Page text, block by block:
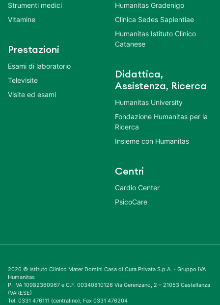
Strumenti medici
Vitamine
Prestazioni
Esami di laboratorio
Televisite
Visite ed esami
Humanitas Gradenigo
Clinica Sedes Sapientiae
Humanitas Istituto Clinico
Catanese
Didattica,
Assistenza, Ricerca
Humanitas University
Fondazione Humanitas per la
Ricerca
Insieme con Humanitas
Centri
Cardio Center
PsicoCare
2026 © Istituto Clinico Mater Domini Casa di Cura Privata S.p.A. - Gruppo IVA
Humanitas
P. IVA 10982360967 e C.F. 00340810126 Via Gerenzano, 2 – 21053 Castellanza
(VARESE)
Tel. 0331 476111 (centralino), Fax 0331 476204